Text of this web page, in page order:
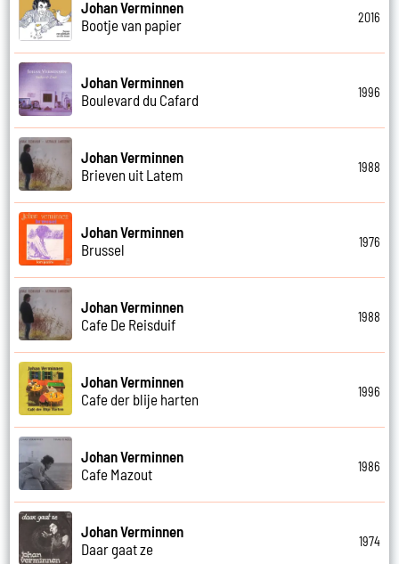
Johan Verminnen
Bootje van papier
2016
Johan Verminnen
Boulevard du Cafard
1996
Johan Verminnen
Brieven uit Latem
1988
Johan Verminnen
Brussel
1976
Johan Verminnen
Cafe De Reisduif
1988
Johan Verminnen
Cafe der blije harten
1996
Johan Verminnen
Cafe Mazout
1986
Johan Verminnen
Daar gaat ze
1974